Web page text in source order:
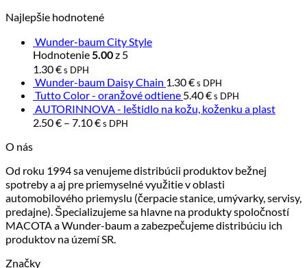
Najlepšie hodnotené
Wunder-baum City Style
Hodnotenie 5.00z 5
1.30€s DPH
Wunder-baum Daisy Chain 1.30€s DPH
Tutto Color - oranžové odtiene 5.40€s DPH
AUTORINNOVA - leštidlo na kožu, koženku a plast
2.50€ – 7.10€s DPH
O nás
Od roku 1994 sa venujeme distribúcii produktov bežnej
spotreby a aj pre priemyselné využitie v oblasti
automobilového priemyslu (čerpacie stanice, umývarky, servisy,
predajne). Špecializujeme sa hlavne na produkty spoločností
MACOTA a Wunder-baum a zabezpečujeme distribúciu ich
produktov na území SR.
Značky